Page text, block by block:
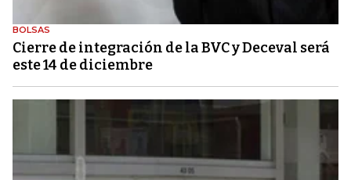
BOLSAS
Cierre de integración de la BVC y Deceval será
este 14 de diciembre